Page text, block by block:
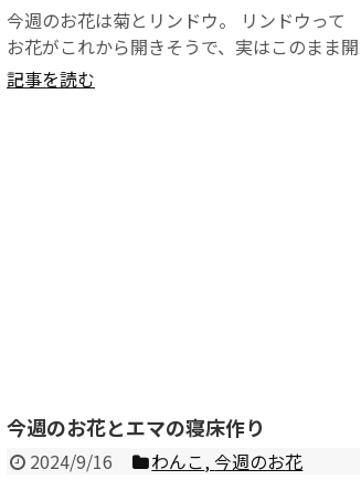
今週のお花は菊とリンドウ。 リンドウって
お花がこれから開きそうで、実はこのまま開
かず見ごろを終了してしまうんですね。。。
記事を読む
今週のお花とエマの寝床作り
2024/9/16 わんこ,今週のお花